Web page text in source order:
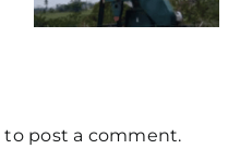
LIMITED
to post a comment.